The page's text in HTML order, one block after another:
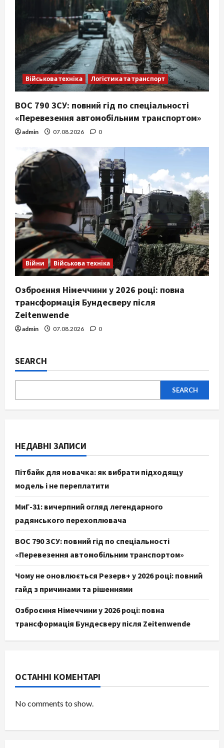
Військова техніка Логістика та транспорт
ВОС 790 ЗСУ: повний гід по спеціальності
«Перевезення автомобільним транспортом»
admin 07.08.2026 0
Війни Військова техніка
Озброєння Німеччини у 2026 році: повна
трансформація Бундесверу після
Zeitenwende
admin 07.08.2026 0
SEARCH
SEARCH
НЕДАВНІ ЗАПИСИ
Пітбайк для новачка: як вибрати підходящу
модель і не переплатити
МиГ-31: вичерпний огляд легендарного
радянського перехоплювача
ВОС 790 ЗСУ: повний гід по спеціальності
«Перевезення автомобільним транспортом»
Чому не оновлюється Резерв+ у 2026 році: повний
гайд з причинами та рішеннями
Озброєння Німеччини у 2026 році: повна
трансформація Бундесверу після Zeitenwende
ОСТАННІ КОМЕНТАРІ
No comments to show.